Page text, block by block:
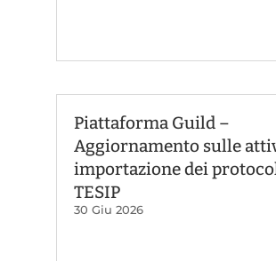
Piattaforma Guild –
Aggiornamento sulle
importazione dei
TESIP
30 Giu 2026